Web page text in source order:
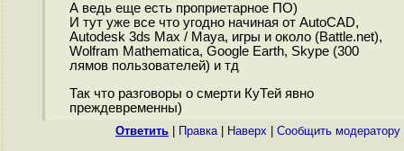
А ведь еще есть проприетарное ПО)
И тут уже все что угодно начиная от AutoCAD,
Autodesk 3ds Max / Maya, игры и около (Battle.net),
Wolfram Mathematica, Google Earth, Skype (300
лямов пользователей) и тд
Так что разговоры о смерти КуТей явно
преждевременны)
Ответить Правка| Наверх Cообщить модератору